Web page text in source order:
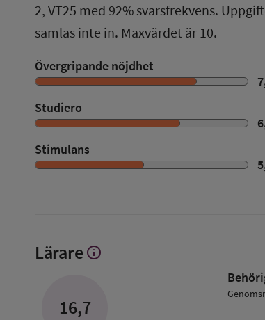
2, VT25 med 92% svarsfrekvens.
samlas inte in. Maxvärdet är 10.
Övergripande nöjdhet
Studiero
Stimulans
Lärare Visa
info
16,7